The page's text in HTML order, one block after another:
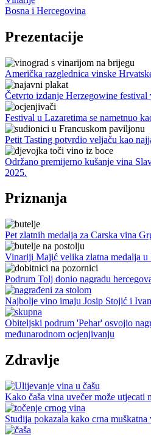
Bosna i Hercegovina
Prezentacije
Američka razglednica vinske
Četvrto izdanje Herzegowine
Festival u Lazaretima se nametnuo
Petit Tasting potvrdio veljaču kao
Održano premijerno kušanje vina
2025.
Priznanja
Pet zlatnih medalja za Carska vina
Vinariji Majić velika zlatna medalja u
Podrum Tolj donio nagradu
Najbolje vino imaju Josip Stojić i
Obiteljski podrum 'Pehar' osvojio
međunarodnom ocjenjivanju
Zdravlje
Kako čaša vina uvečer može utjecati
Studija pokazala kako crna